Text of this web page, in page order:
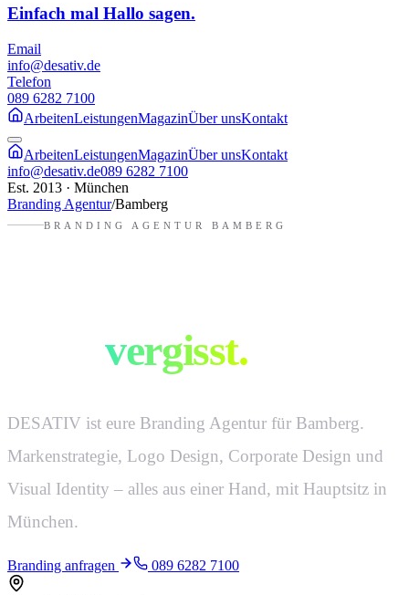
Einfach mal Hallo sagen.
Email
info@desativ.de
Telefon
089 6282 7100
ArbeitenLeistungenMagazinÜber unsKontakt
ArbeitenLeistungenMagazinÜber unsKontakt
info@desativ.de089 6282 7100
Est. 2013 · München
Branding Agentur/Bamberg
BRANDING AGENTUR BAMBERG
nichtvergisst.
DESATIV ist eure Branding Agentur für Bamberg.
Markenstrategie, Logo Design, Corporate Design und
Visual Identity – alles aus einer Hand, mit Hauptsitz in
München.
Branding anfragen 089 6282 7100